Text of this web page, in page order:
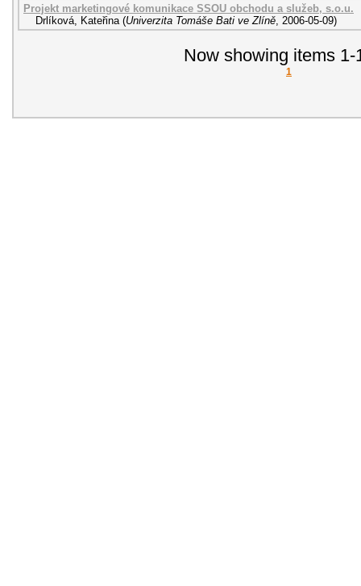
Projekt marketingové komunikace SSOU obchodu a služeb, s.o.u.
Drlíková, Kateřina (Univerzita Tomáše Bati ve Zlíně 2006-05-09)
Now showing items 1-
1